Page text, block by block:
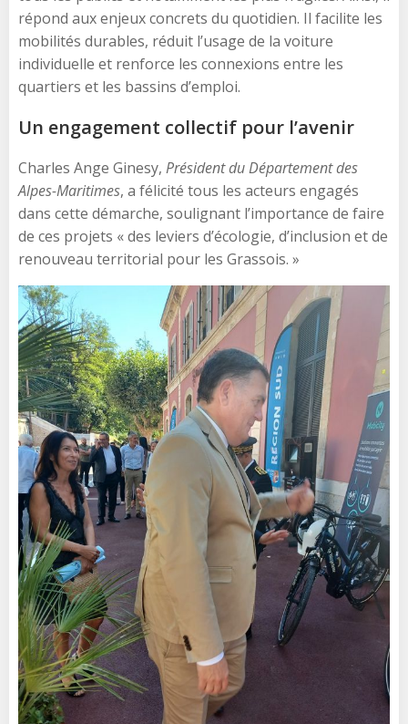
répond aux enjeux concrets du quotidien. Il facilite les
mobilités durables, réduit l’usage de la voiture
individuelle et renforce les connexions entre les
quartiers et les bassins d’emploi.
Un engagement collectif pour l’avenir
Charles Ange Ginesy, Président du Département des
Alpes-Maritimes, a félicité tous les acteurs engagés
dans cette démarche, soulignant l’importance de faire
de ces projets « des leviers d’écologie, d’inclusion et de
renouveau territorial pour les Grassois. »